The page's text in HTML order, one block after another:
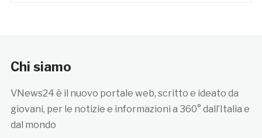
Chi siamo
VNews24 è il nuovo portale web, scritto e ideato da
giovani, per le notizie e informazioni a 360° dall’Italia e
dal mondo